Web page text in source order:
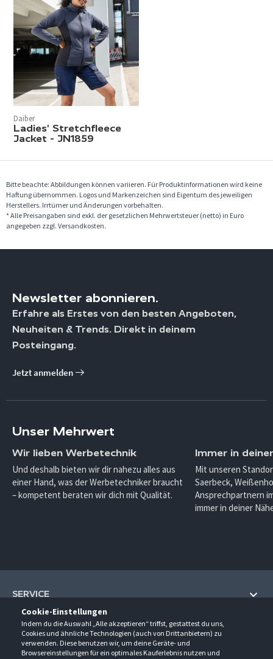
Cookie-Einstellungen
Indem du die Auswahl „Alle akzeptieren“ triffst, gestattest du uns,
Cookies und ähnliche Technologien (auch von Drittanbietern) zu
verwenden. Diese benutzen wir, um deine Geräte- und
Browsereinstellungen für ein optimales Kauferlebnis nutzen und
Daiber
Ladies' Stretchfleece
Jacket - JN1859
Bitte beachte: Abbildungen können variieren. Für Produktinformationen wird keine
Haftung übernommen. Logos und Markenzeichen sind Eigentum des jeweiligen
Herstellers. Irrtümer und Änderungen vorbehalten.
* Alle Preisangaben sind exkl. der gesetzlichen Mehrwertsteuer (netto) in Euro
angegeben zzgl. Versandkosten.
Newsletter abonnieren.
Erfahre als Erstes von den besten Angeboten,
Neuheiten & Trends. Direkt in deinem
Posteingang.
Jetzt anmelden
Unser Mehrwert
Wir lieben Werbetechnik
Und deshalb bieten wir dir nahezu alles aus
einer Hand, was der Werbetechniker braucht
– kompetent beraten wir dich mit Qualität.
Immer in
Mit unseren
Saerbeck,
Ansprechpartnern
immer in deiner
SERVICE
Hilfe und Information
Fragen und Antworten (FAQ)
Kontakt
UNTERNEHMEN
Über uns
KONTAKT